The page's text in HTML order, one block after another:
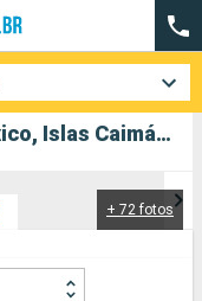
Cruzeiro Queen Elizabeth: México, Islas Caimán, Jamaica, Honduras, Estados Unidos partindo de Miami
+ 72 fotos